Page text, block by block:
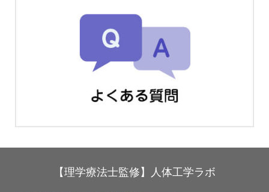
【理学療法士監修】人体工学ラボ